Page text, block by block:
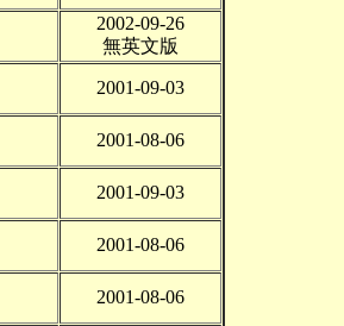
2002-09-26
無英文版
2001-09-03
2001-08-06
2001-09-03
2001-08-06
2001-08-06